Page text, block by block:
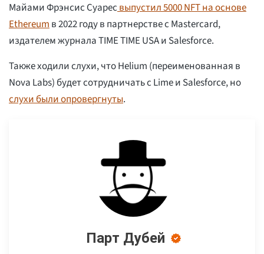
Майами Фрэнсис Суаресвыпустил 5000 NFT на основе
Ethereumв 2022 году в партнерстве с Mastercard,
издателем журнала TIME TIME USA и Salesforce.
Также ходили слухи, что Helium (переименованная в
Nova Labs) будет сотрудничать с Lime и Salesforce, но
слухи были опровергнуты.
Парт Дубей